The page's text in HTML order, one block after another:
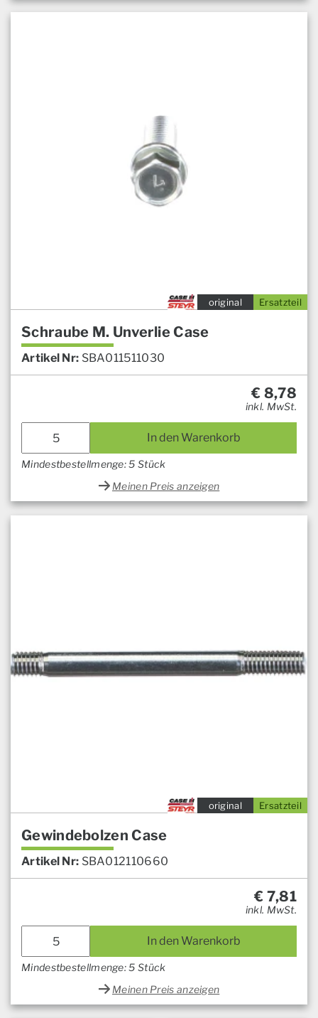
Ersatzteil
original
Schraube M. Unverlie Case
Artikel Nr: SBA011511030
€ 8,78
inkl. MwSt.
In den Warenkorb
Mindestbestellmenge: 5 Stück
Meinen Preis anzeigen
Ersatzteil
original
Gewindebolzen Case
Artikel Nr: SBA012110660
€ 7,81
inkl. MwSt.
In den Warenkorb
Mindestbestellmenge: 5 Stück
Meinen Preis anzeigen